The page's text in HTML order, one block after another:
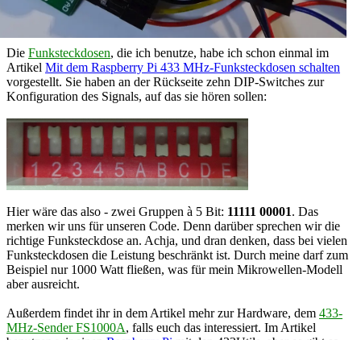
Die Funksteckdosen, die ich benutze, habe ich schon einmal im
Artikel Mit dem Raspberry Pi 433 MHz-Funksteckdosen schalten
vorgestellt. Sie haben an der Rückseite zehn DIP-Switches zur
Konfiguration des Signals, auf das sie hören sollen:
Hier wäre das also - zwei Gruppen à 5 Bit: 11111 00001. Das
merken wir uns für unseren Code. Denn darüber sprechen wir die
richtige Funksteckdose an. Achja, und dran denken, dass bei vielen
Funksteckdosen die Leistung beschränkt ist. Durch meine darf zum
Beispiel nur 1000 Watt fließen, was für mein Mikrowellen-Modell
aber ausreicht.
Außerdem findet ihr in dem Artikel mehr zur Hardware, dem 433-
MHz-Sender FS1000A, falls euch das interessiert. Im Artikel